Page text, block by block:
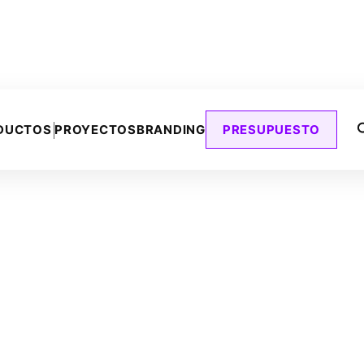
PROYECTOSBRANDING PRESUPUESTO